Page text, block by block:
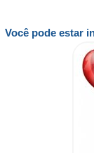
Você pode estar